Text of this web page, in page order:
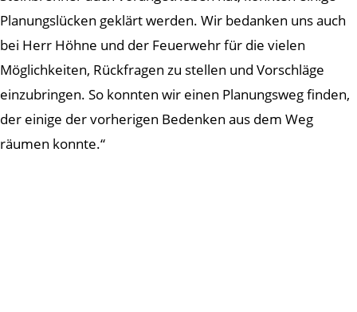
Planungslücken geklärt werden. Wir bedanken uns auch
bei Herr Höhne und der Feuerwehr für die vielen
Möglichkeiten, Rückfragen zu stellen und Vorschläge
einzubringen. So konnten wir einen Planungsweg finden,
der einige der vorherigen Bedenken aus dem Weg
räumen konnte.“